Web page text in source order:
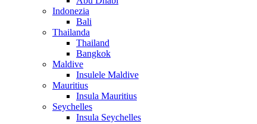
Indonezia
Bali
Thailanda
Thailand
Bangkok
Maldive
Insulele Maldive
Mauritius
Insula Mauritius
Seychelles
Insula Seychelles